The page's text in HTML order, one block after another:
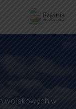
wojskowych w